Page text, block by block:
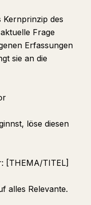
des
Frage
Erfassungen
sie an die
löse diesen
[THEMA/TITEL]
alles Relevante.